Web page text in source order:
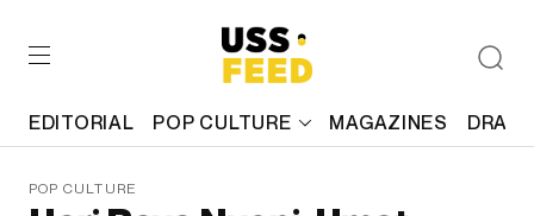
EDITORIAL POP CULTURE MAGAZINES
POP CULTURE